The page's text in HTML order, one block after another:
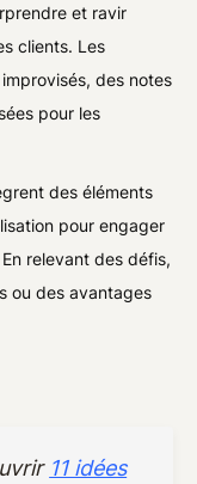
et ravir
clients. Les
des notes
pour les
des éléments
pour engager
relevant des défis,
ou des avantages
11 idées